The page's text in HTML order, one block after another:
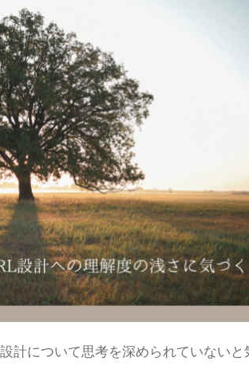
計について思考を深められていないと